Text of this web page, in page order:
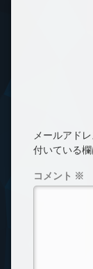
メールアド
付いている
コメント ※